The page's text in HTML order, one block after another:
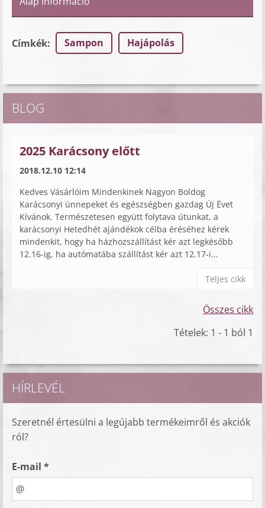
Címkék: Sampon Hajápolás
BLOG
2025 Karácsony előtt
2018.12.10 12:14
Kedves Vásárlóim Mindenkinek Nagyon Boldog
Karácsonyi ünnepeket és egészségben gazdag Új Évet
Kívánok. Természetesen együtt folytava útunkat, a
karácsonyi Hetedhét ajándékok célba éréséhez kérek
mindenkit, hogy ha házhozszállítást kér azt legkésőbb
12.16-ig, ha autómatába szállítást kér azt 12.17-i...
Teljes cikk
Összes cikk
Tételek: 1 - 1 ból 1
HÍRLEVÉL
Szeretnél értesülni a legújabb termékeimről és akciók
ról?
E-mail *